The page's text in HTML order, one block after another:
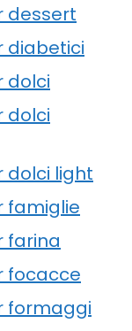
dessert
diabetici
dolci
dolci
dolci light
famiglie
farina
focacce
formaggi